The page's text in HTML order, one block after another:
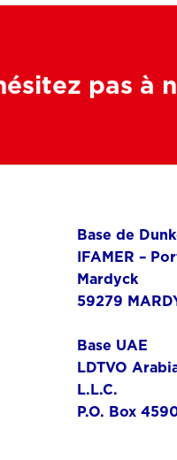
pas à
Base de
IFAMER –
Mardyck
59279
Base UAE
LDTVO
L.L.C.
P.O. Box